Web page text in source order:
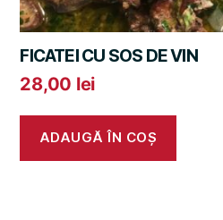
FICATEI CU SOS DE VIN
28,00 lei
ADAUGĂ ÎN COȘ